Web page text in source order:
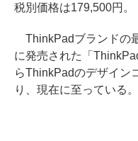
税別価格は179,500円。
ThinkPadブランドの
に発売された「
らThinkPadのデザイン
り、現在に至っている。